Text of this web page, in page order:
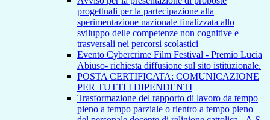
progettuali per la partecipazione alla
sperimentazione nazionale finalizzata allo
sviluppo delle competenze non cognitive e
trasversali nei percorsi scolastici
Evento Cybercrime Film Festival - Premio Lucia
Abiuso- richiesta diffusione sul sito istituzionale.
POSTA CERTIFICATA: COMUNICAZIONE
PER TUTTI I DIPENDENTI
Trasformazione del rapporto di lavoro da tempo
pieno a tempo parziale o rientro a tempo pieno